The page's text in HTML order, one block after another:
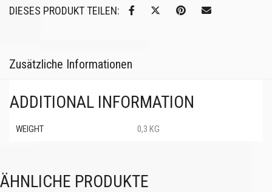
DIESES PRODUKT TEILEN:
Zusätzliche Informationen
ADDITIONAL INFORMATION
WEIGHT 0,3 KG
ÄHNLICHE PRODUKTE